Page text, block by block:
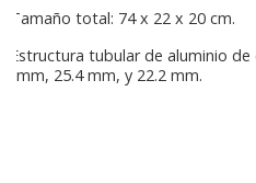
Tamaño total: 74 x 22 x 20 cm.
Estructura tubular de aluminio
mm, 25.4 mm, y 22.2 mm.